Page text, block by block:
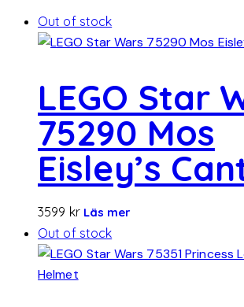
Out of stock
LEGO Star
75290 Mos
Eisley’s
3599 kr Läs mer
Out of stock